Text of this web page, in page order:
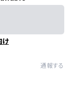
け
通報する